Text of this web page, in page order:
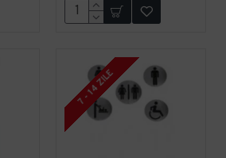
7 - 14 ZILE